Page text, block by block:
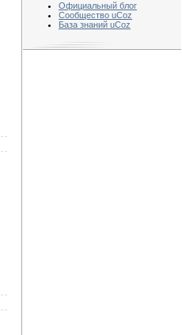
Официальный блог
Сообщество uCoz
База знаний uCoz